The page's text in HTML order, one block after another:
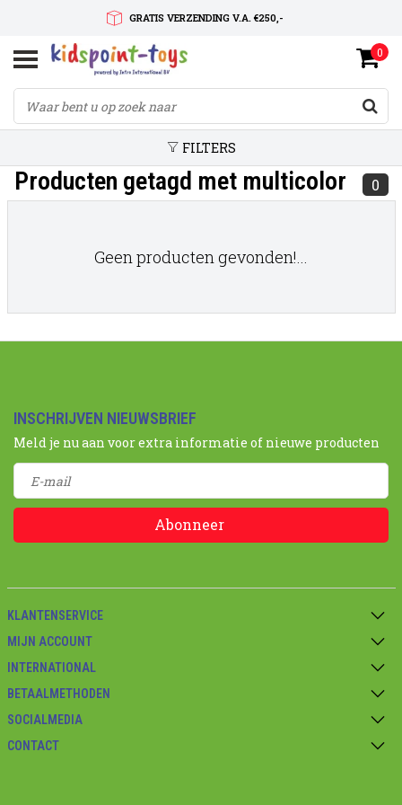
GRATIS VERZENDING V.A. €250,-
SNELLE LEVERTIJD
SERVICE OP MAAT
0
FILTERS
Producten getagd met multicolor 0
Geen producten gevonden!...
INSCHRIJVEN NIEUWSBRIEF
Meld je nu aan voor extra informatie of nieuwe producten
Abonneer
KLANTENSERVICE
MIJN ACCOUNT
INTERNATIONAL
BETAALMETHODEN
SOCIALMEDIA
CONTACT